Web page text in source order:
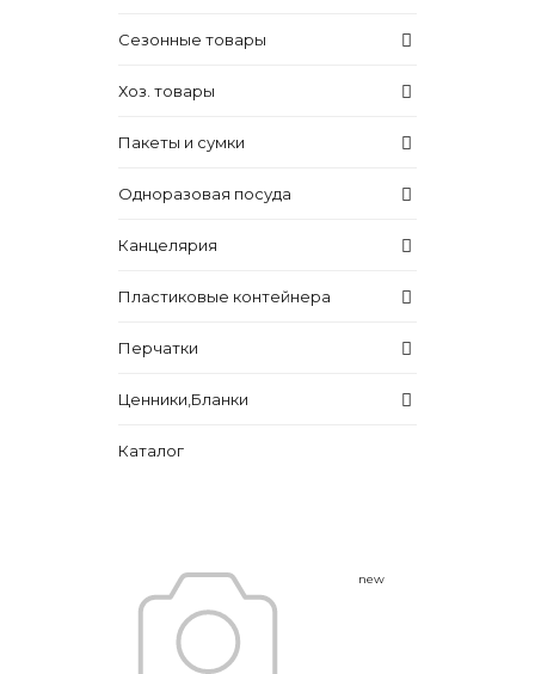
Сезонные товары
Хоз. товары
Пакеты и сумки
Одноразовая посуда
Канцелярия
Пластиковые контейнера
Перчатки
Ценники,Бланки
Каталог
new